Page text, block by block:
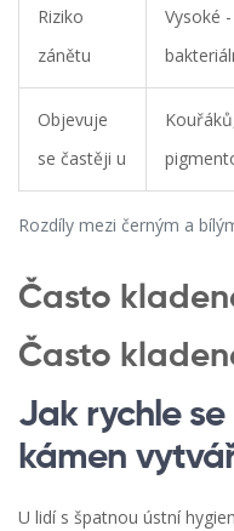
Rozdíly mezi černým a
Riziko
zánětu
Vysoké
Objevuje
se častěji u
Často
Často
Jak rychle
kámen
U lidí s špatnou ústní